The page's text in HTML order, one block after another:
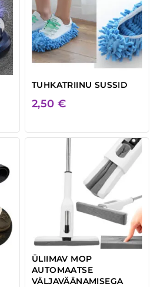
TUHKATRIINU SUSSID
2,50 €
ÜLIIMAV MOP
AUTOMAATSE
VÄLJAVÄÄNAMISEGA